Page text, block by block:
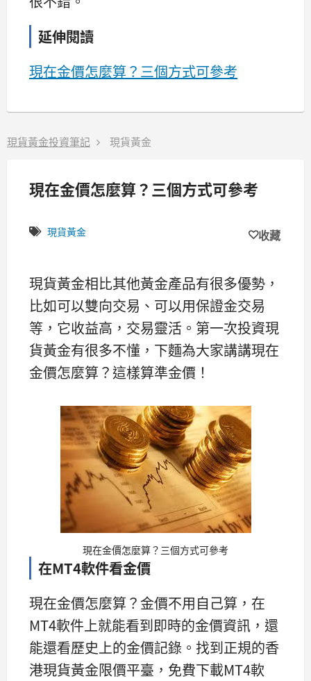
延伸閱讀
現在金價怎麼算？三個方式可參考
現貨黃金投資筆記 現貨黃金
現在金價怎麼算？三個方式可參考
現貨黃金 收藏
現貨黃金相比其他黃金產品有很多優勢，
比如可以雙向交易、可以用保證金交易
等，它收益高，交易靈活。第一次投資現
貨黃金有很多不懂，下麵為大家講講現在
金價怎麼算？這樣算準金價！
現在金價怎麼算？三個方式可參考
在MT4軟件看金價
現在金價怎麼算？金價不用自己算，在
MT4軟件上就能看到即時的金價資訊，還
能還看歷史上的金價記錄。找到正規的香
港現貨黃金限價平臺，免費下載MT4軟